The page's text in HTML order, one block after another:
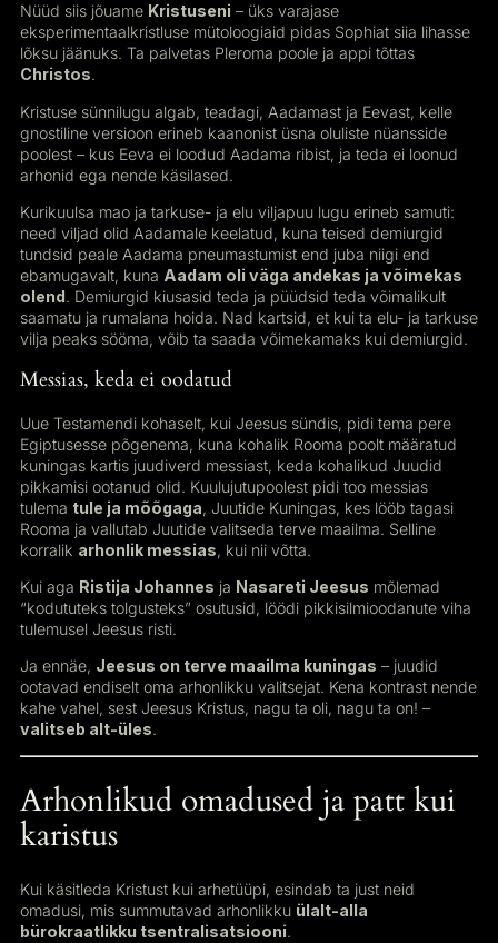
Nüüd siis jõuame Kristuseni – üks varajase
eksperimentaalkristluse mütoloogiaid pidas Sophiat siia lihasse
lõksu jäänuks. Ta palvetas Pleroma poole ja appi tõttas
Christos.
Kristuse sünnilugu algab, teadagi, Aadamast ja Eevast, kelle
gnostiline versioon erineb kaanonist üsna oluliste nüansside
poolest – kus Eeva ei loodud Aadama ribist, ja teda ei loonud
arhonid ega nende käsilased.
Kurikuulsa mao ja tarkuse- ja elu viljapuu lugu erineb samuti:
need viljad olid Aadamale keelatud, kuna teised demiurgid
tundsid peale Aadama pneumastumist end juba niigi end
ebamugavalt, kuna Aadam oli väga andekas ja võimekas
olend. Demiurgid kiusasid teda ja püüdsid teda võimalikult
saamatu ja rumalana hoida. Nad kartsid, et kui ta elu- ja tarkuse
vilja peaks sööma, võib ta saada võimekamaks kui demiurgid.
Messias, keda ei oodatud
Uue Testamendi kohaselt, kui Jeesus sündis, pidi tema pere
Egiptusesse põgenema, kuna kohalik Rooma poolt määratud
kuningas kartis juudiverd messiast, keda kohalikud Juudid
pikkamisi ootanud olid. Kuulujutupoolest pidi too messias
tulema tule ja mõõgaga, Juutide Kuningas, kes lööb tagasi
Rooma ja vallutab Juutide valitseda terve maailma. Selline
korralik arhonlik messias, kui nii võtta.
Kui aga Ristija Johannes ja Nasareti Jeesus mõlemad
“kodututeks tolgusteks” osutusid, löödi pikkisilmioodanute viha
tulemusel Jeesus risti.
Ja ennäe, Jeesus on terve maailma kuningas – juudid
ootavad endiselt oma arhonlikku valitsejat. Kena kontrast nende
kahe vahel, sest Jeesus Kristus, nagu ta oli, nagu ta on! –
valitseb alt-üles.
Arhonlikud omadused ja patt kui
karistus
Kui käsitleda Kristust kui arhetüüpi, esindab ta just neid
omadusi, mis summutavad arhonlikku ülalt-alla
bürokraatlikku tsentralisatsiooni.